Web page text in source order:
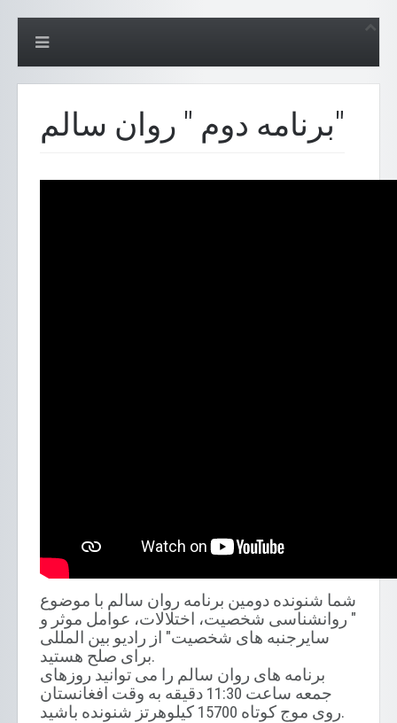
برنامه دوم " روان سالم"
شما شنونده دومین برنامه روان سالم با موضوع
" روانشناسی شخصیت، اختلالات، عوامل موثر و
سایرجنبه های شخصیت" از رادیو بین المللی
برای صلح هستید.
برنامه های روان سالم را می توانید روزهای
جمعه ساعت 11:30 دقیقه به وقت افغانستان
روی موج کوتاه 15700 کیلوهرتز شنونده باشید.